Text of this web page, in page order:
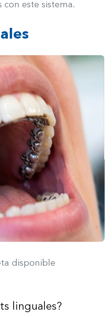
con este sistema.
disponible
linguales?